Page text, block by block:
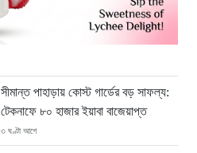
সীমান্ত পাহাড়ায় কোস্ট গার্ডের বড় সাফল্য:
টেকনাফে ৮০ হাজার ইয়াবা বাজেয়াপ্ত
৩ ঘণ্টা আগে